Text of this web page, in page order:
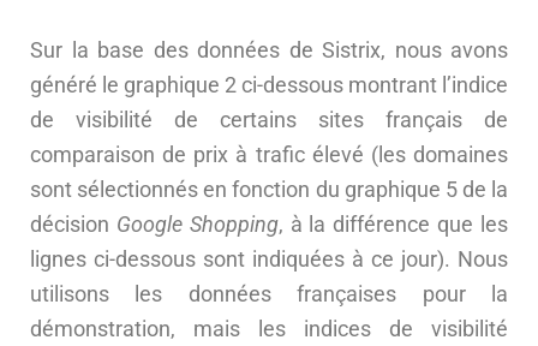
Sur la base des données de Sistrix, nous avons
généré le graphique 2 ci-dessous montrant l’indice
de visibilité de certains sites français de
comparaison de prix à trafic élevé (les domaines
sont sélectionnés en fonction du graphique 5 de la
décision Google Shopping, à la différence que les
lignes ci-dessous sont indiquées à ce jour). Nous
utilisons les données françaises pour la
démonstration, mais les indices de visibilité